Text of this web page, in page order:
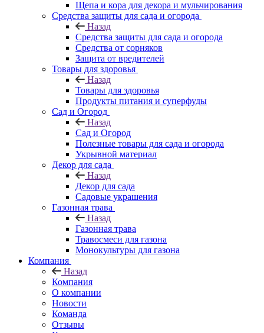
Щепа и кора для декора и мульчирования
Средства защиты для сада и огорода
Назад
Средства защиты для сада и огорода
Средства от сорняков
Защита от вредителей
Товары для здоровья
Назад
Товары для здоровья
Продукты питания и суперфуды
Сад и Огород
Назад
Сад и Огород
Полезные товары для сада и огорода
Укрывной материал
Декор для сада
Назад
Декор для сада
Садовые украшения
Газонная трава
Назад
Газонная трава
Травосмеси для газона
Монокультуры для газона
Компания
Назад
Компания
О компании
Новости
Команда
Отзывы